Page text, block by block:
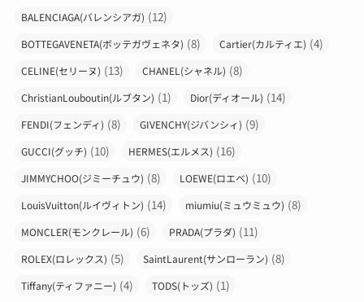
BALENCIAGA(バレンシアガ) (12)
BOTTEGAVENETA(ボッテガヴェネタ) (8) Cartier(カルティエ) (4)
CELINE(セリーヌ) (13) CHANEL(シャネル) (8)
ChristianLouboutin(ルブタン) (1) Dior(ディオール) (14)
FENDI(フェンディ) (8) GIVENCHY(ジバンシィ) (9)
GUCCI(グッチ) (10) HERMES(エルメス) (16)
JIMMYCHOO(ジミーチュウ) (8) LOEWE(ロエベ) (10)
LouisVuitton(ルイヴィトン) (14) miumiu(ミュウミュウ) (8)
MONCLER(モンクレール) (6) PRADA(プラダ) (11)
ROLEX(ロレックス) (5) SaintLaurent(サンローラン) (8)
Tiffany(ティファニー) (4) TODS(トッズ) (1)